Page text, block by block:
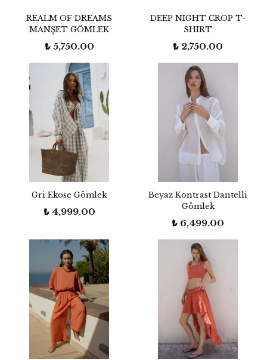
REALM OF DREAMS
MANŞET GÖMLEK
₺ 5,750.00
DEEP NIGHT CROP T-
SHIRT
₺ 2,750.00
Gri Ekose Gömlek
₺ 4,999.00
Beyaz Kontrast Dantelli
Gömlek
₺ 6,499.00